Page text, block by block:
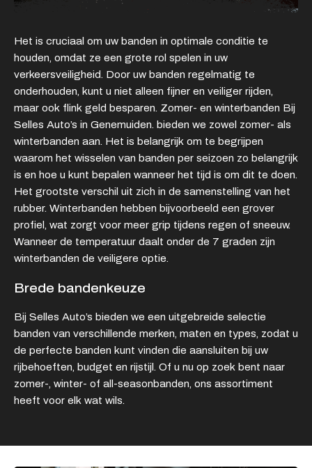
Kamperzeedijk 87-89
8281 PC Genemuiden
Openingstijden showroom
9:00 - 18:00
Gesloten
Openingstijden werkplaats
Ma - Vr
8:00 - 12:15 en
13:15 - 17:00
Za
Gesloten
Zo
Gesloten
Het is cruciaal om uw banden in optimale conditie te
houden, omdat ze een grote rol spelen in uw
verkeersveiligheid. Door uw banden regelmatig te
onderhouden, kunt u niet alleen fijner en veiliger rijden,
maar ook flink geld besparen. Zomer- en winterbanden Bij
Selles Auto’s in Genemuiden. bieden we zowel zomer- als
winterbanden aan. Het is belangrijk om te begrijpen
waarom het wisselen van banden per seizoen zo belangrijk
is en hoe u kunt bepalen wanneer het tijd is om dit te doen.
Het grootste verschil uit zich in de samenstelling van het
rubber. Winterbanden hebben bijvoorbeeld een grover
profiel, wat zorgt voor meer grip tijdens regen of sneeuw.
Wanneer de temperatuur daalt onder de 7 graden zijn
winterbanden de veiligere optie.
Brede bandenkeuze
Bij Selles Auto’s bieden we een uitgebreide selectie
banden van verschillende merken, maten en types, zodat u
de perfecte banden kunt vinden die aansluiten bij uw
rijbehoeften, budget en rijstijl. Of u nu op zoek bent naar
zomer-, winter- of all-seasonbanden, ons assortiment
heeft voor elk wat wils.